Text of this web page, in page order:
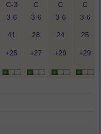
С-З
3-6
С
3-6
С
3-6
С
3-6
41 28 24 25
+25 +27 +29 +29